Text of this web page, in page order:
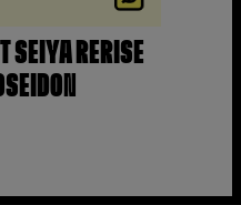
SEIYA RERISE